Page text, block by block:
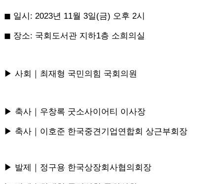
◼︎ 일시: 2023년 11월 3일(금) 오후 2시
◼︎ 장소: 국회도서관 지하1층 소희의실
▶ 사회｜최재형 국민의힘 국회의원
▶ 축사｜우창록 굿소사이어티 이사장
▶ 축사｜이호준 한국중견기업연합회 상근부회장
▶ 발제｜정구용 한국상장회사협의회장